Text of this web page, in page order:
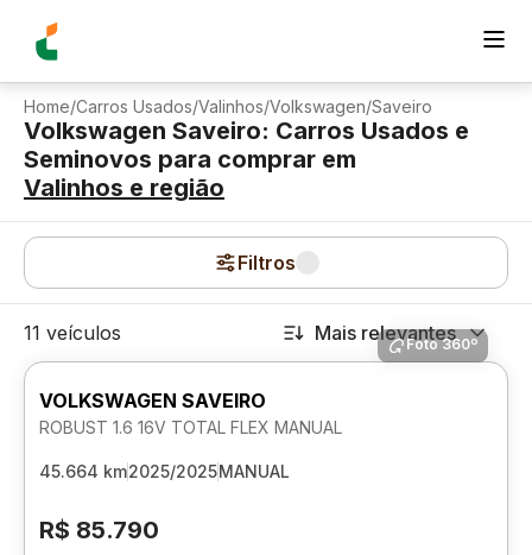
Home/Carros Usados/Valinhos/Volkswagen/Saveiro
Volkswagen Saveiro: Carros Usados e
Seminovos para comprar em
Valinhos e região
Filtros
11 veículos Mais relevantes
Foto 360º
VOLKSWAGEN SAVEIRO
ROBUST 1.6 16V TOTAL FLEX MANUAL
45.664 km2025/2025MANUAL
R$ 85.790